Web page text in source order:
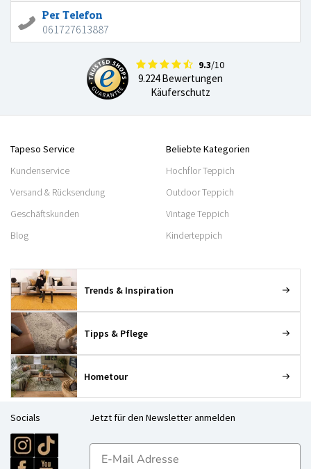
Per Telefon
061727613887
9.3/10
9.224 Bewertungen
Käuferschutz
Tapeso Service
Kundenservice
Versand & Rücksendung
Geschäftskunden
Blog
Beliebte Kategorien
Hochflor Teppich
Outdoor Teppich
Vintage Teppich
Kinderteppich
Trends & Inspiration
Tipps & Pflege
Hometour
Socials Jetzt für den Newsletter anmelden
E-mailadres